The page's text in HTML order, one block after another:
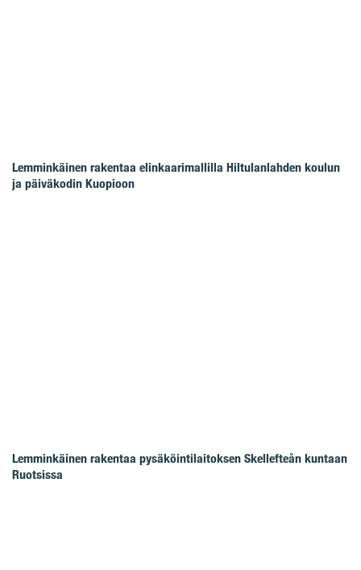
Lemminkäinen rakentaa elinkaarimallilla Hiltulanlahden koulun
ja päiväkodin Kuopioon
Lemminkäinen rakentaa pysäköintilaitoksen Skellefteån kuntaan
Ruotsissa